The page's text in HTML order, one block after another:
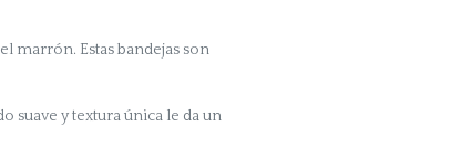
marrón. Estas bandejas son
suave y textura única le da un